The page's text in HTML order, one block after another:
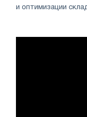
и оптимизации